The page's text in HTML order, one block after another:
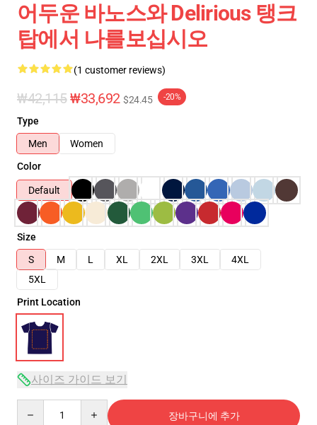
어두운 바노스와 Delirious 탱크
탑에서 나를보십시오
(1 customer reviews)
₩42,115₩33,692 $24.45 -20%
Type
Men
Women
Color
Default
Size
S
M L XL 2XL 3XL
4XL
5XL
Print Location
사이즈 가이드 보기
장바구니에 추가